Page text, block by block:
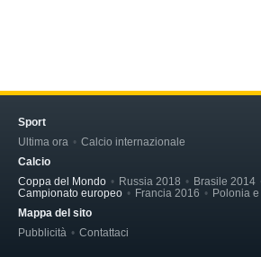
Sport
Ultima ora
Calcio internazionale
Calcio
Coppa del Mondo
Russia 2018 Brasile 2014
Campionato europeo
Francia 2016
Polonia
Mappa del sito
Pubblicità
Contattaci